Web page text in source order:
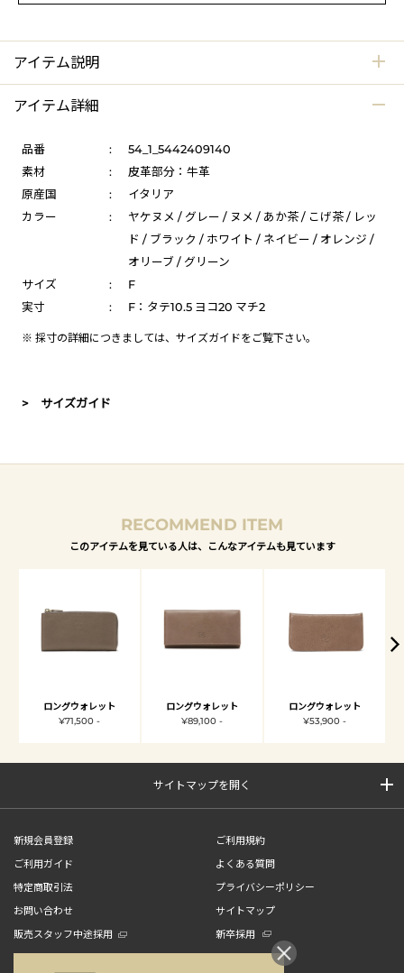
アイテム説明
アイテム詳細
品番 :
54_1_5442409140
素材
:
皮革部分：牛革
原産国
:
イタリア
カラー
:
ヤケヌメ / グレー / ヌメ / あか茶 / こげ茶 / レッ
ド / ブラック / ホワイト / ネイビー / オレンジ /
オリーブ / グリーン
サイズ
:
F
実寸
: F：タテ10.5 ヨコ20 マチ2
※ 採寸の詳細につきましては、 サイズガイドをご覧下さい。
> サイズガイド
RECOMMEND ITEM
このアイテムを見ている人は、こんなアイテムも見ています
ロングウォレット
¥71,500 -
ロングウォレット
¥89,100 -
ロングウォレット
¥53,900 -
サイトマップを開く
新規会員登録
ご利用規約
ご利用ガイド
よくある質問
特定商取引法
プライバシーポリシー
お問い合わせ
サイトマップ
販売スタッフ中途採用
新卒採用